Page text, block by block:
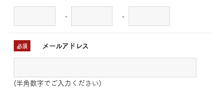
- -
必須 メールアドレス
(半角数字でご入力ください)